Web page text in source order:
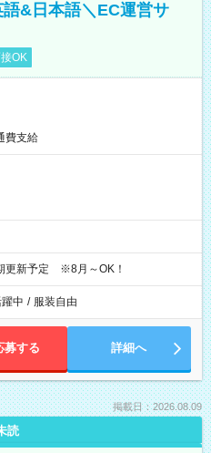
&日本語＼EC運営サ
OK
費支給
新予定 ※8月～OK！
中 / 服装自由
募する 詳細へ
掲載日：2026.08.09
読